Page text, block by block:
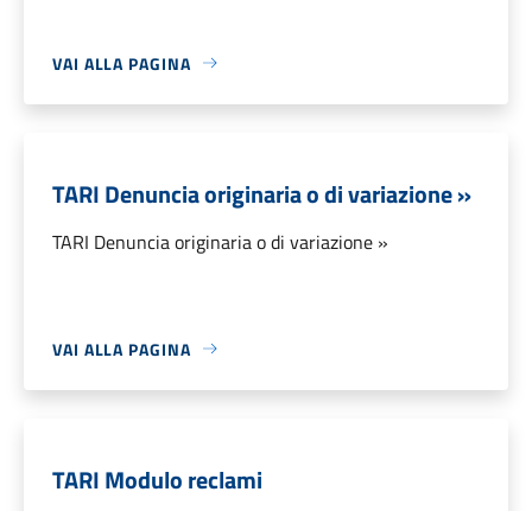
VAI ALLA PAGINA
TARI Denuncia originaria o di variazione »
TARI Denuncia originaria o di variazione »
VAI ALLA PAGINA
TARI Modulo reclami